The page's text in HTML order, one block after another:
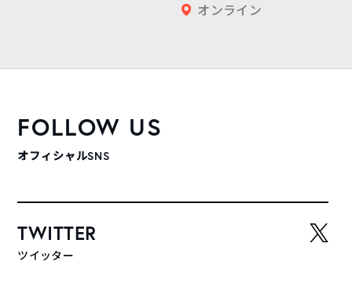
オンライン
FOLLOW US
オフィシャルSNS
TWITTER
ツイッター